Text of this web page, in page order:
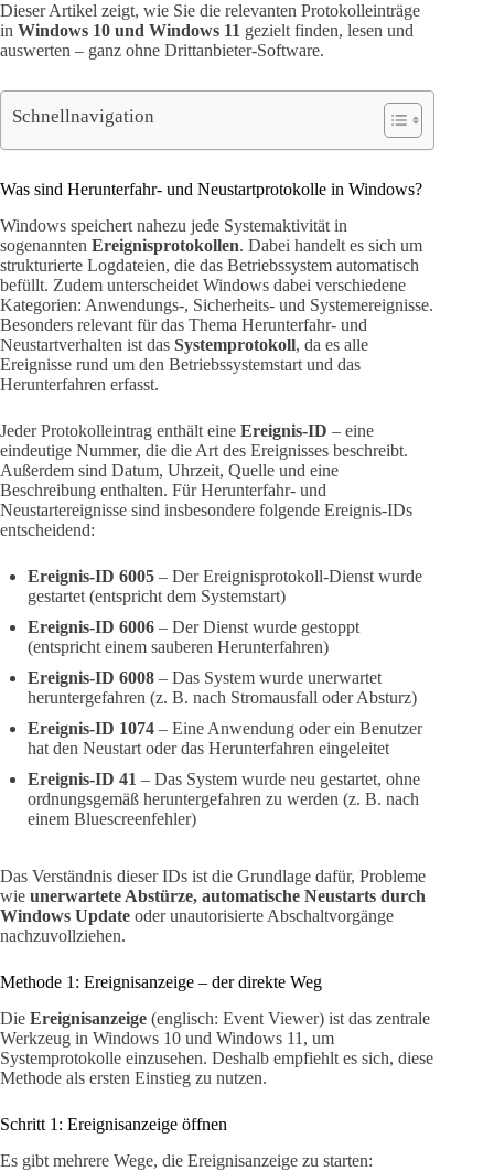
Dieser Artikel zeigt, wie Sie die relevanten Protokolleinträge
in Windows 10 und Windows 11 gezielt finden, lesen und
auswerten – ganz ohne Drittanbieter-Software.
Schnellnavigation
Was sind Herunterfahr- und Neustartprotokolle in Windows?
Windows speichert nahezu jede Systemaktivität in
sogenannten Ereignisprotokollen. Dabei handelt es sich um
strukturierte Logdateien, die das Betriebssystem automatisch
befüllt. Zudem unterscheidet Windows dabei verschiedene
Kategorien: Anwendungs-, Sicherheits- und Systemereignisse.
Besonders relevant für das Thema Herunterfahr- und
Neustartverhalten ist das Systemprotokoll, da es alle
Ereignisse rund um den Betriebssystemstart und das
Herunterfahren erfasst.
Jeder Protokolleintrag enthält eine Ereignis-ID – eine
eindeutige Nummer, die die Art des Ereignisses beschreibt.
Außerdem sind Datum, Uhrzeit, Quelle und eine
Beschreibung enthalten. Für Herunterfahr- und
Neustartereignisse sind insbesondere folgende Ereignis-IDs
entscheidend:
Ereignis-ID 6005 – Der Ereignisprotokoll-Dienst wurde
gestartet (entspricht dem Systemstart)
Ereignis-ID 6006 – Der Dienst wurde gestoppt
(entspricht einem sauberen Herunterfahren)
Ereignis-ID 6008 – Das System wurde unerwartet
heruntergefahren (z. B. nach Stromausfall oder Absturz)
Ereignis-ID 1074 – Eine Anwendung oder ein Benutzer
hat den Neustart oder das Herunterfahren eingeleitet
Ereignis-ID 41 – Das System wurde neu gestartet, ohne
ordnungsgemäß heruntergefahren zu werden (z. B. nach
einem Bluescreenfehler)
Das Verständnis dieser IDs ist die Grundlage dafür, Probleme
wie unerwartete Abstürze, automatische Neustarts durch
Windows Update oder unautorisierte Abschaltvorgänge
nachzuvollziehen.
Methode 1: Ereignisanzeige – der direkte Weg
Die Ereignisanzeige (englisch: Event Viewer) ist das zentrale
Werkzeug in Windows 10 und Windows 11, um
Systemprotokolle einzusehen. Deshalb empfiehlt es sich, diese
Methode als ersten Einstieg zu nutzen.
Schritt 1: Ereignisanzeige öffnen
Es gibt mehrere Wege, die Ereignisanzeige zu starten: